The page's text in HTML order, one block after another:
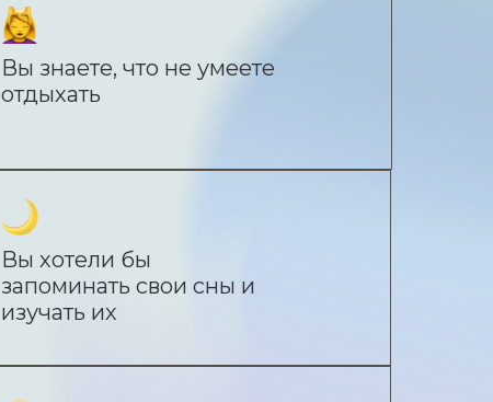
Вы знаете, что не умеете
отдыхать
Вы хотели бы
запоминать свои сны и
изучать их